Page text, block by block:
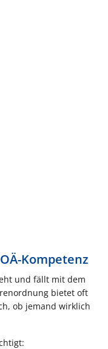
Kompetenz
und fällt mit dem
bietet oft
ob jemand wirklich